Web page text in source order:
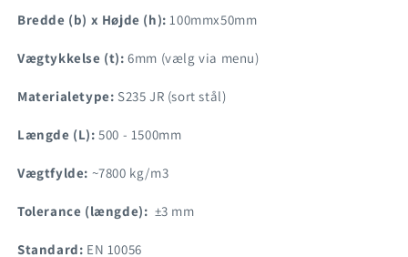
Bredde (b) x Højde (h): 100mmx50mm
Vægtykkelse (t): 6mm (vælg via menu)
Materialetype: S235 JR (sort stål)
Længde (L): 500 - 1500mm
Vægtfylde: ~7800 kg/m3
Tolerance (længde): ±3 mm
Standard: EN 10056